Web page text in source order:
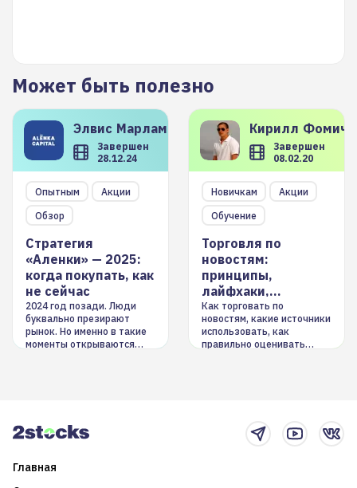
Может быть полезно
Элвис Марламов
Завершен
28.12.24
Опытным
Акции
Обзор
Стратегия
«Аленки» — 2025:
когда покупать, как
не сейчас
2024 год позади. Люди
буквально презирают
рынок. Но именно в такие
моменты открываются
Кирилл
Завершен
08.02.20
Новичкам
Акции
Обучение
Торговля по
новостям:
принципы,
лайфхаки,
инструменты
Как торговать по
новостям, какие источники
использовать, как
правильно оценивать
Главная